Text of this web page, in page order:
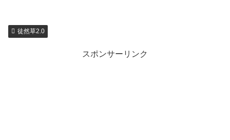
徒然草2.0
スポンサーリンク